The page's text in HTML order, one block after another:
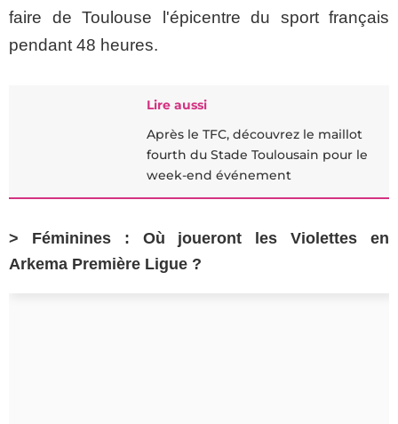
faire de Toulouse l'épicentre du sport français
pendant 48 heures.
Lire aussi
Après le TFC, découvrez le maillot
fourth du Stade Toulousain pour le
week-end événement
> Féminines : Où joueront les Violettes en
Arkema Première Ligue ?